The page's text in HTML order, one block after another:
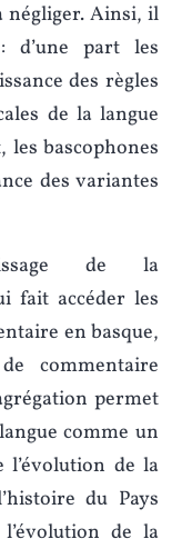
négliger. Ainsi, il
d’une part les
des règles
de la langue
les bascophones
des variantes
de la
fait accéder les
en basque,
commentaire
permet
comme un
de la
du Pays
de la